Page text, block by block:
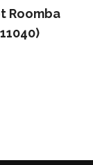
Roomba